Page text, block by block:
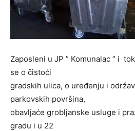
Zaposleni u JP ” Komunalac ” i
se o čistoći
gradskih ulica, o uređenju i
parkovskih površina,
obavljaće grobljanske usluge i
gradu i u 22